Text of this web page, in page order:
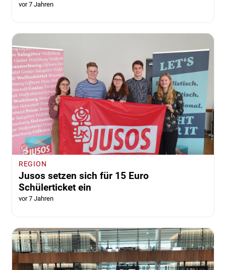
vor 7 Jahren
REGION
Jusos setzen sich für 15 Euro
Schülerticket ein
vor 7 Jahren